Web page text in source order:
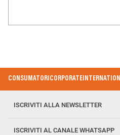
Footer Menu
CONSUMATORICORPORATE
ISCRIVITI ALLA NEWSLETTER
ISCRIVITI AL CANALE WHATSAPP